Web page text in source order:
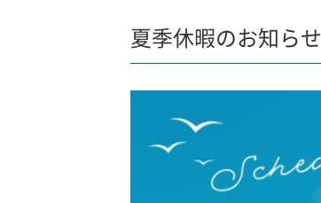
夏季休暇のお知らせ